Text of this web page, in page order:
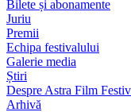
Bilete și abonamente
Juriu
Premii
Echipa festivalului
Galerie media
Știri
Despre Astra Film
Arhivă